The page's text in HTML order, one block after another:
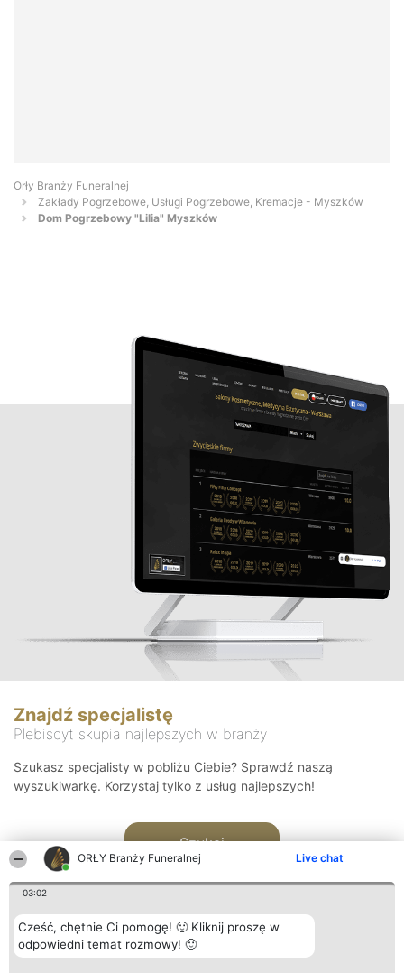
ORŁY Branży Funeralnej Live chat
03:02
Cześć, chętnie Ci pomogę! 🙂 Kliknij proszę w
odpowiedni temat rozmowy! 🙂
Orły Branży Funeralnej
Zakłady Pogrzebowe, Usługi Pogrzebowe, Kremacje - Myszków
Dom Pogrzebowy "Lilia" Myszków
Znajdź specjalistę
Plebiscyt skupia najlepszych w branży
Szukasz specjalisty w pobliżu Ciebie? Sprawdź naszą
wyszukiwarkę. Korzystaj tylko z usług najlepszych!
Szukaj